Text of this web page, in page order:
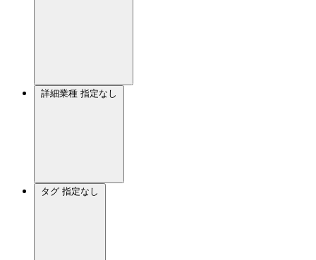
詳細業種 指定なし
タグ 指定なし